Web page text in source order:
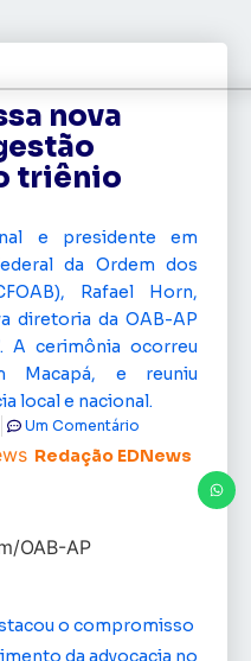
nova
triênio
e presidente em
da Ordem dos
Rafael Horn,
diretoria da OAB-AP
A cerimônia ocorreu
Macapá, e reuniu
local e nacional.
Redação EDNews
Um Comentário
o compromisso
da advocacia no